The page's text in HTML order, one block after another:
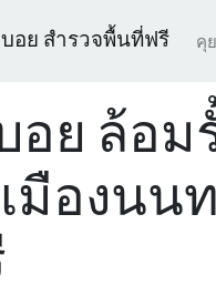
อย สำรวจพื้นที่ฟรี คุ
อย ล้อม
มืองนน